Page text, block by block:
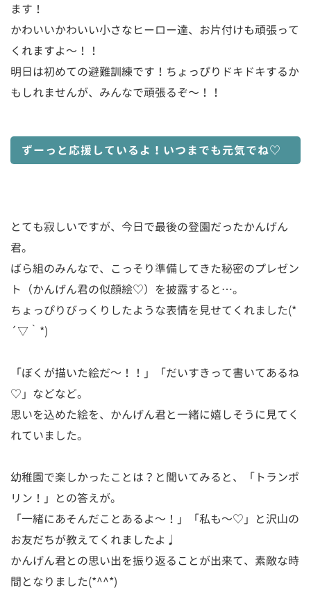
ます！
かわいいかわいい小さなヒーロー達、お片付けも頑張って
くれますよ〜！！
明日は初めての避難訓練です！ちょっぴりドキドキするか
もしれませんが、みんなで頑張るぞ〜！！
ずーっと応援しているよ！いつまでも元気でね♡
とても寂しいですが、今日で最後の登園だったかんげん
君。
ばら組のみんなで、こっそり準備してきた秘密のプレゼン
ト（かんげん君の似顔絵♡）を披露すると…。
ちょっぴりびっくりしたような表情を見せてくれました(*
´▽｀*)
「ぼくが描いた絵だ～！！」「だいすきって書いてあるね
♡」などなど。
思いを込めた絵を、かんげん君と一緒に嬉しそうに見てく
れていました。
幼稚園で楽しかったことは？と聞いてみると、「トランポ
リン！」との答えが。
「一緒にあそんだことあるよ～！」「私も～♡」と沢山の
お友だちが教えてくれましたよ♩
かんげん君との思い出を振り返ることが出来て、素敵な時
間となりました(*^^*)